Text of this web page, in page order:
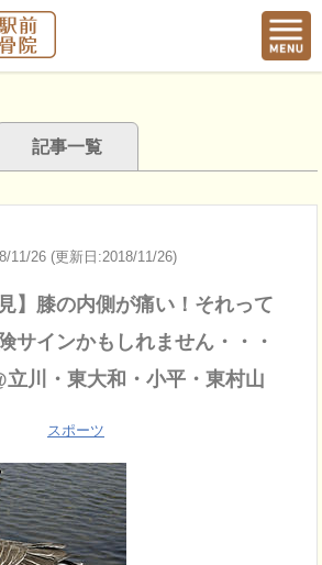
記事一覧
11/26 (更新日:2018/11/26)
】膝の内側が痛い！それって
サインかもしれません・・・
立川・東大和・小平・東村山
スポーツ